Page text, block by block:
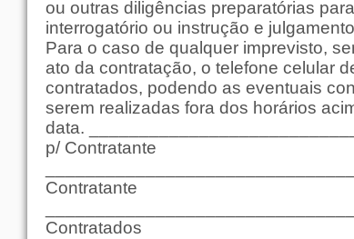
ou outras diligências preparatórias
interrogatório ou instrução e
Para o caso de qualquer imprevisto,
ato da contratação, o telefone celular
contratados, podendo as eventuais
serem realizadas fora dos horários
data.
p/ Contratante
Contratante
Contratados